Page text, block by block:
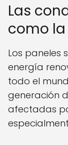
Las
como
Los paneles
energía
todo el
generación
afectadas